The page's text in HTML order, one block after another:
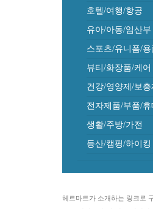
호텔/여행/항공
유아/아동/임산부
스포츠/유니폼/용
뷰티/화장품/케어
건강/영양제/보충
전자제품/부품/휴
생활/주방/가전
등산/캠핑/하이킹
헤르마트가 소개하는 링크로